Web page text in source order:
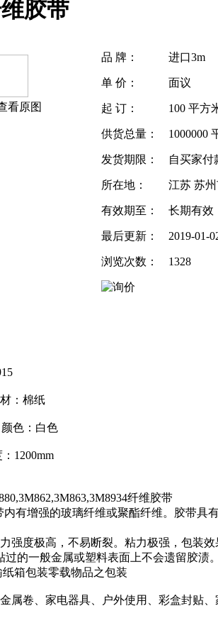
胶带
看原图
品 牌： 进口3m
单 价： 面议
起 订： 100 平方
供货总量： 1000000
发货期限： 自买家付
所在地： 江苏 苏
有效期至： 长期有效
最后更新： 2019-01-
浏览次数： 1328
：棉纸
色：白色
1200mm
纤维胶带
内有增强的玻璃纤维或聚酯纤维。胶带
强度极高，不易断裂。粘力极强，包装
过的一般金属或塑料表面上不会遗留胶
箱包装零载物品之包装
属卷、家电器具、户外使用、彩盒封贴